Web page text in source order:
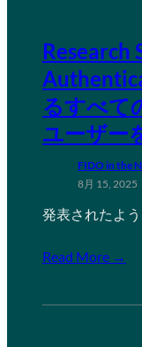
Research
るすべて
ユーザー
FIDO in the
8月 15, 2025
発表されたよ
Read More →